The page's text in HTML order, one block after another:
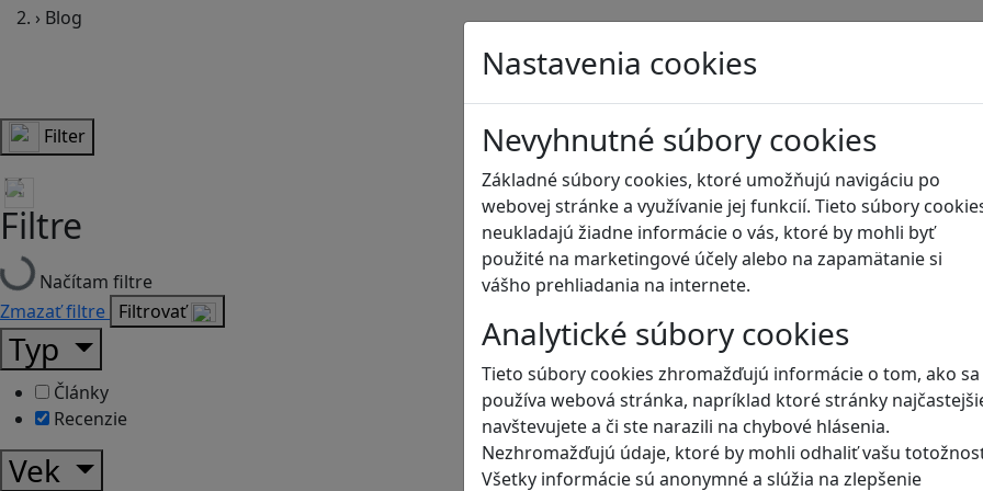
Nastavenia cookies
Nevyhnutné súbory cookies
Základné súbory cookies, ktoré umožňujú navigáciu po
webovej stránke a využívanie jej funkcií. Tieto súbory
neukladajú žiadne informácie o vás, ktoré by mohli byť
použité na marketingové účely alebo na zapamätanie si
vášho prehliadania na internete.
Analytické súbory cookies
Tieto súbory cookies zhromažďujú informácie o tom, ako sa
používa webová stránka, napríklad ktoré stránky
navštevujete a či ste narazili na chybové hlásenia.
Nezhromažďujú údaje, ktoré by mohli odhaliť vašu
Všetky informácie sú anonymné a slúžia na zlepšenie
› Blog
Blog
Filter
Filtre
Načítam filtre
Zmazať filtre Filtrovať
Typ
Články
Recenzie
Vek